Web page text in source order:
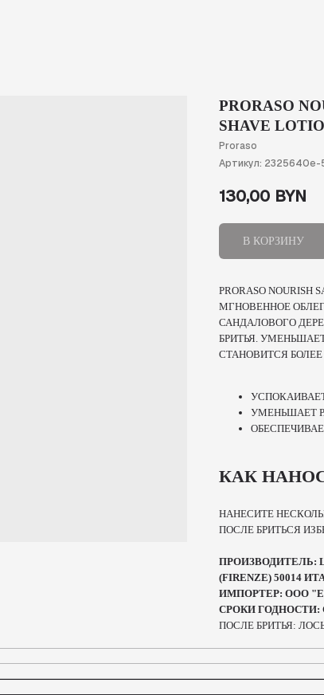
PRORASO
SHAVE
Proraso
Артикул: 2325640e-
130,00 BYN
В КОРЗИНУ
PRORASO
МГНОВЕННОЕ
САНДАЛОВОГО
БРИТЬЯ.
СТАНОВИТСЯ
УМЕНЬШАЕТ
КАК
НАНЕСИТЕ
ПОСЛЕ БРИТЬСЯ
ПРОИЗВОДИТЕЛЬ:
(FIRENZE) 50014
ИМПОРТЕР: ООО
СРОКИ ГОДНОСТИ:
ПОСЛЕ БРИТЬЯ: